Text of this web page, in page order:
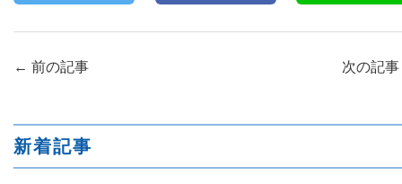
← 前の記事 次の記事
新着記事